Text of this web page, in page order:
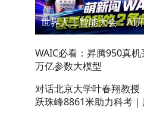
WAIC必看：昇腾950真
万亿参数大模型
对话北京大学叶春翔教授
跃珠峰8861米助力科考